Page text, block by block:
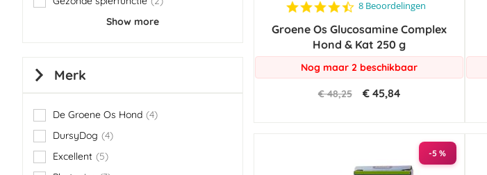
4.5
rating
8 Beoordelingen
Groene Os Glucosamine Complex
Hond & Kat 250 g
Nog maar 2 beschikbaar
€ 48,25 € 45,84
-5 %
items
Show more
Merk
De Groene Os Hond 4
items
DursyDog
4
items
Excellent
5
items